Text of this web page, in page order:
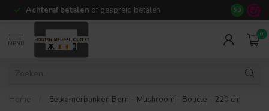
Achteraf betalen of gespreid betalen 14 dagen
9.3
MENU
0
Home Eetkamerbanken Bern - Mushroom - Boucle - 220 cm